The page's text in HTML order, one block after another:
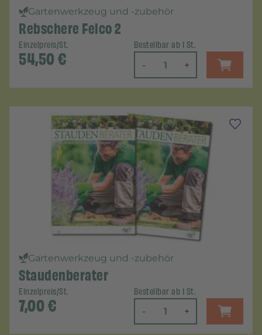
Gartenwerkzeug und -zubehör
Rebschere Felco 2
Einzelpreis/St.
54,50€
Bestellbar ab 1 St.
- +
Gartenwerkzeug und -zubehör
Staudenberater
Einzelpreis/St.
7,00€
Bestellbar ab 1 St.
- +